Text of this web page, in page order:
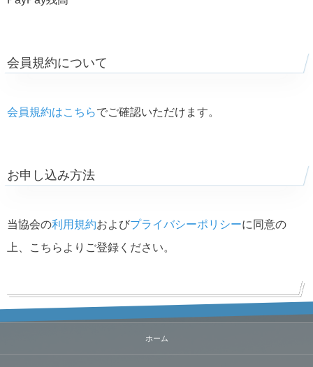
会員規約について
会員規約はこちらでご確認いただけます。
お申し込み方法
当協会の利用規約およびプライバシーポリシーに同意の
上、こちらよりご登録ください。
ホーム